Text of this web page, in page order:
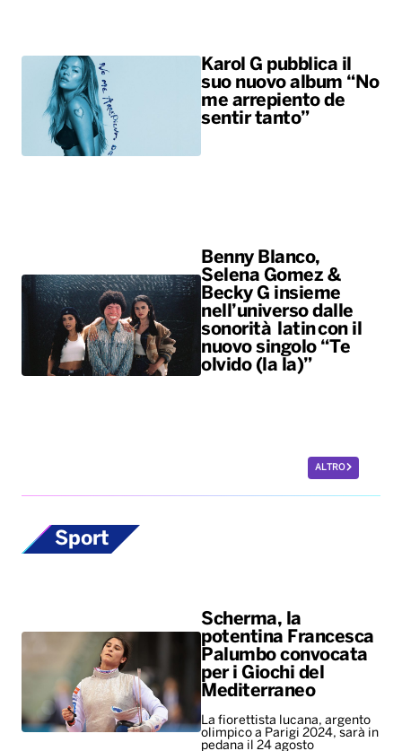
Karol G pubblica il
suo nuovo album “No
me arrepiento de
sentir tanto”
Benny Blanco,
Selena Gomez &
Becky G insieme
nell’universo dalle
sonorità latin con il
nuovo singolo “Te
olvido (la la)”
ALTRO
Sport
Scherma, la
potentina Francesca
Palumbo convocata
per i Giochi del
Mediterraneo
La fiorettista lucana, argento
olimpico a Parigi 2024, sarà in
pedana il 24 agosto